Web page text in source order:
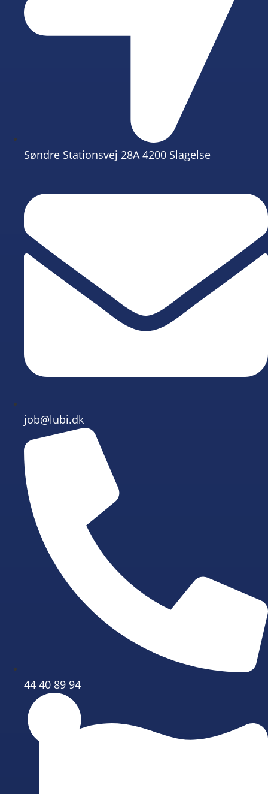
Søndre Stationsvej 28A 4200 Slagelse
job@lubi.dk
44 40 89 94